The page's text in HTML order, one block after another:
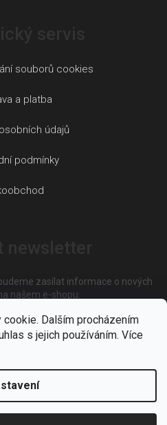
Dalším procházením
s jejich používáním. Více
souborů cookies
a platba
údajů
podmínky
zasílat informace o nových
našem e-shopu.
E-mail
spodmínkami ochrany osobních
údajů